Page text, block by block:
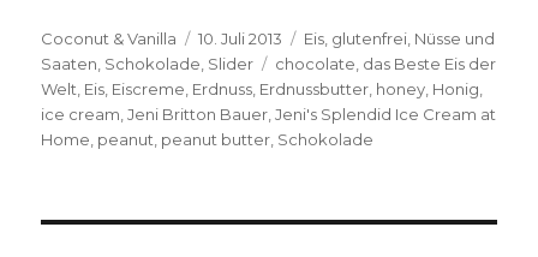
Autor
Coconut & Vanilla
Veröffentlicht
am
10. Juli 2013 Kategorien
Eis glutenfrei Nüsse und
Saaten Schokolade Slider Schlagwörter
chocolate das Beste Eis der
Welt Eis Eiscreme Erdnuss Erdnussbutter honey Honig
ice cream ,Jeni Britton Bauer ,Jeni's Splendid Ice Cream at
Home peanut peanut butter Schokolade